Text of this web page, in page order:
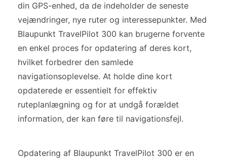
din GPS-enhed, da de indeholder de seneste
vejændringer, nye ruter og interessepunkter. Med
Blaupunkt TravelPilot 300 kan brugerne forvente
en enkel proces for opdatering af deres kort,
hvilket forbedrer den samlede
navigationsoplevelse. At holde dine kort
opdaterede er essentielt for effektiv
ruteplanlægning og for at undgå forældet
information, der kan føre til navigationsfejl.
Opdatering af Blaupunkt TravelPilot 300 er en